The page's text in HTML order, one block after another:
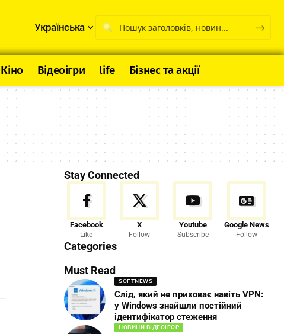
Українська
Кіно Відеоігри life Бізнес та акції
Stay Connected
Facebook
Like
X
Follow
Youtube
Subscribe
Google News
Follow
Categories
Must Read
SOFTNEWS
Слід, який не приховає навіть VPN:
у Windows знайшли постійний
ідентифікатор стеження
НОВИНИ ВІДЕОІГОР